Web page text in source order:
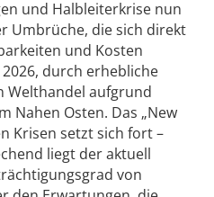
und Halbleiterkrise nun
Umbrüche, die sich direkt
und Kosten
durch erhebliche
Welthandel aufgrund
Nahen Osten. Das „New
Krisen setzt sich fort –
liegt der aktuell
von